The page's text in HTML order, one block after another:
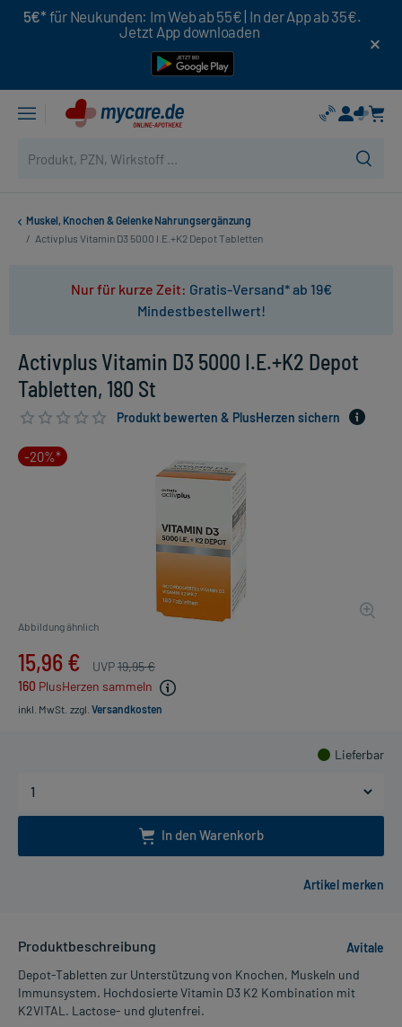
5€* für Neukunden: Im Web ab 55€ | In der App ab 35€.
Jetzt App downloaden
Muskel, Knochen & Gelenke Nahrungsergänzung
/ Activplus Vitamin D3 5000 I.E.+K2 Depot Tabletten
Nur für kurze Zeit: Gratis-Versand* ab 19€
Mindestbestellwert!
Activplus Vitamin D3 5000 I.E.+K2 Depot
Tabletten, 180 St
Produkt bewerten & PlusHerzen sichern
-20%*
Abbildung ähnlich
15,96 € UVP19,95 €
160 PlusHerzen sammeln
inkl. MwSt. zzgl. Versandkosten
Lieferbar
In den Warenkorb
Produktbeschreibung
Avitale
Depot-Tabletten zur Unterstützung von Knochen, Muskeln und
Immunsystem. Hochdosierte Vitamin D3 K2 Kombination mit
K2VITAL. Lactose- und glutenfrei.